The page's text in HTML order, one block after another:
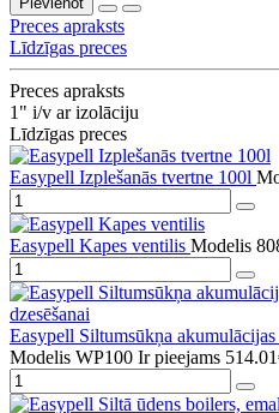
Preces apraksts
Līdzīgas preces
Preces apraksts
1" i/v ar izolāciju
Līdzīgas preces
Easypell Izplešanās tvertne 100l
Easypell Kapes ventilis Modelis
Easypell Siltumsūkņa
Modelis WP100 Ir pieejams